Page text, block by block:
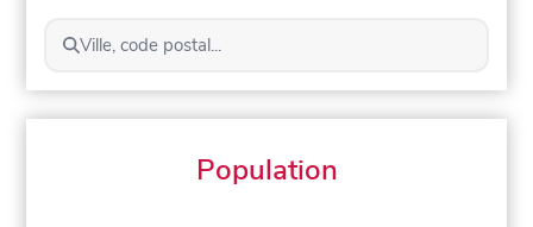
Ville, code postal...
Population